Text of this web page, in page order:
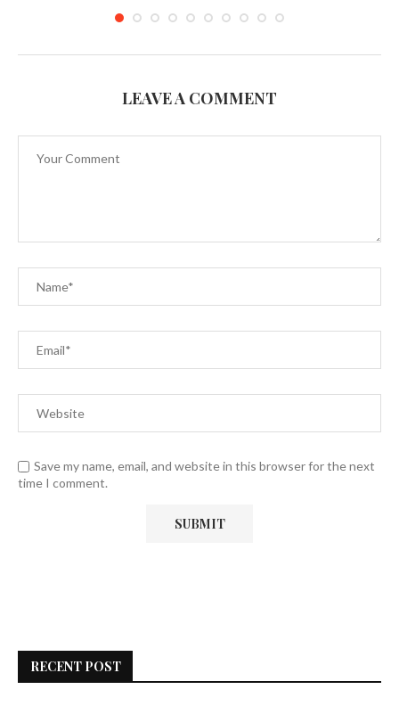
LEAVE A COMMENT
Save my name, email, and website in this browser for the next
time I comment.
RECENT POST